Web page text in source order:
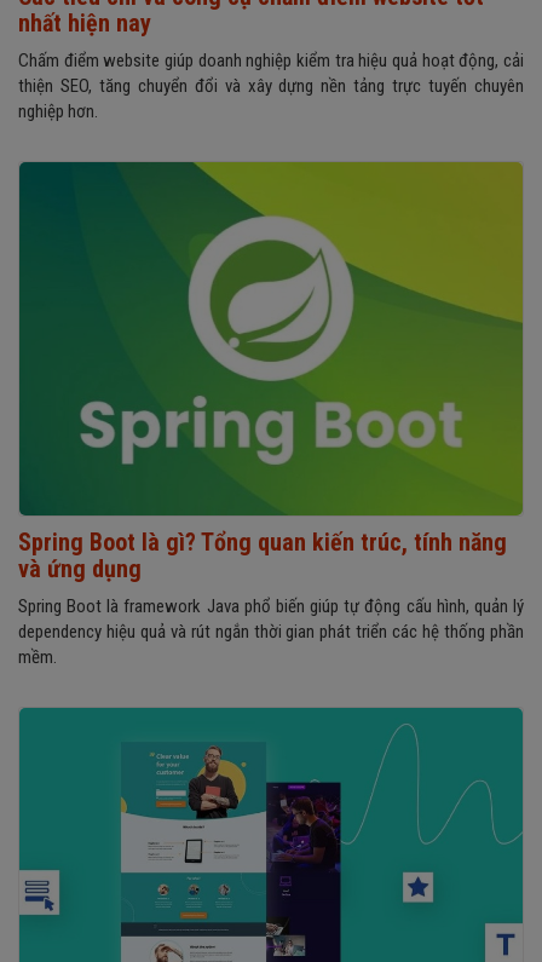
nhất hiện nay
Chấm điểm website giúp doanh nghiệp kiểm tra hiệu quả hoạt động, cải
thiện SEO, tăng chuyển đổi và xây dựng nền tảng trực tuyến chuyên
nghiệp hơn.
Spring Boot là gì? Tổng quan kiến trúc, tính năng
và ứng dụng
Spring Boot là framework Java phổ biến giúp tự động cấu hình, quản lý
dependency hiệu quả và rút ngắn thời gian phát triển các hệ thống phần
mềm.